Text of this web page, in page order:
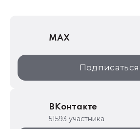
1С:Дистрибьюция
1С:Образование
ИТС.1C.ru
MAX
Подписаться
ВКонтакте
51593 участника